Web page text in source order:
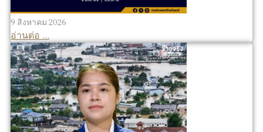
9 สิงหาคม 2026
อ่านต่อ ...